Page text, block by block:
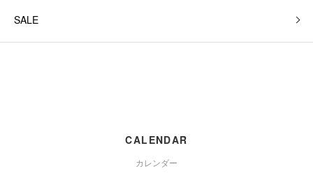
SALE
CALENDAR
カレンダー